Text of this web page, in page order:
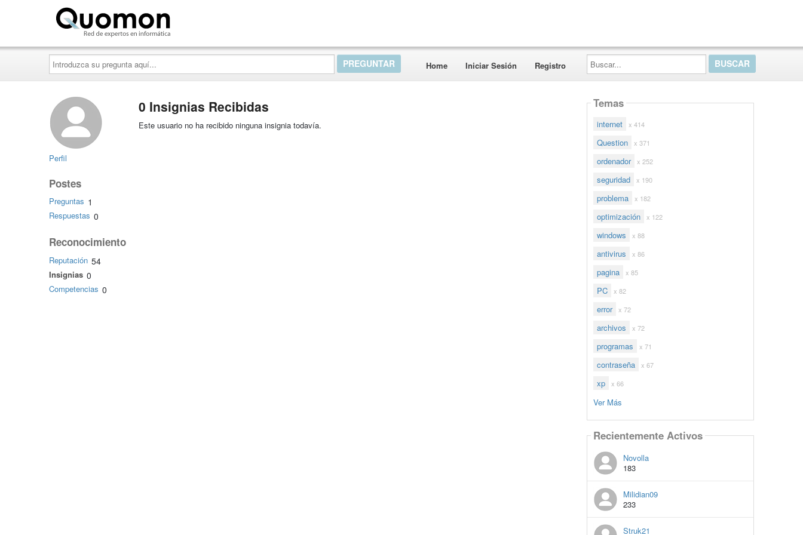
Introduzca
su
pregunta
aquí...
Home Iniciar Sesión Registro
Buscar...
Perfil
Postes
Preguntas 1
Respuestas 0
Reconocimiento
Reputación 54
Insignias 0
Competencias 0
0 Insignias Recibidas
Este usuario no ha recibido ninguna insignia todavía.
Temas
internet x 414
Question x 371
ordenador x 252
seguridad x 190
problema x 182
optimización x 122
windows x 88
antivirus x 86
pagina x 85
PC x 82
error x 72
archivos x 72
programas x 71
contraseña x 67
xp x 66
Ver Más
Recientemente Activos
Novolla
183
Milidian09
233
Struk21